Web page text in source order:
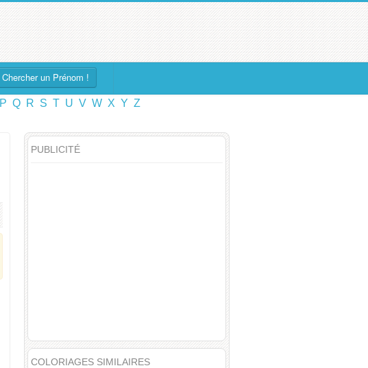
Chercher un Prénom !
P Q R S T U V W X Y Z
PUBLICITÉ
COLORIAGES SIMILAIRES